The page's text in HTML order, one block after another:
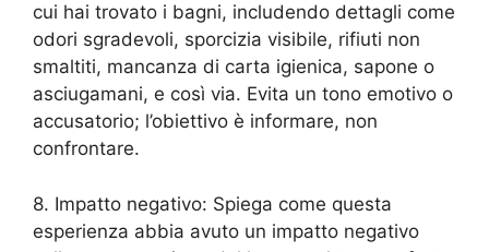
cui hai trovato i bagni, includendo dettagli come
odori sgradevoli, sporcizia visibile, rifiuti non
smaltiti, mancanza di carta igienica, sapone o
asciugamani, e così via. Evita un tono emotivo o
accusatorio; l’obiettivo è informare, non
confrontare.
8. Impatto negativo: Spiega come questa
esperienza abbia avuto un impatto negativo